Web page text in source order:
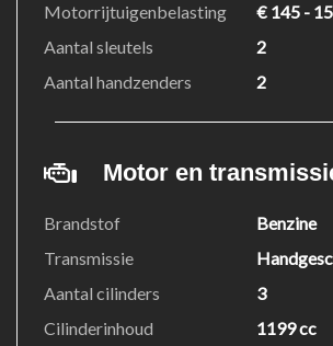
Motorrijtuigenbelasting
€ 145 -
Aantal sleutels
2
Aantal handzenders
2
Motor en
Brandstof
Benzine
Transmissie
Aantal cilinders
3
Cilinderinhoud
1199 cc